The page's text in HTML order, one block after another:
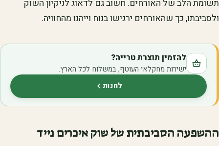
תשומת הלב של האורחים. חשוב גם לדאוג לניקיון השוק
ולסביבתו, כך שהאורחים ירגישו בנוח וייהנו מהחוויה.
להזמין תוצרת טרייה?
ישירות מחקלאי העוטף, במשלוח לכל הארץ.
לחנות(נפתח בלשונית חדשה)
ההשפעה הסביבתית של שוק איכרים נייד